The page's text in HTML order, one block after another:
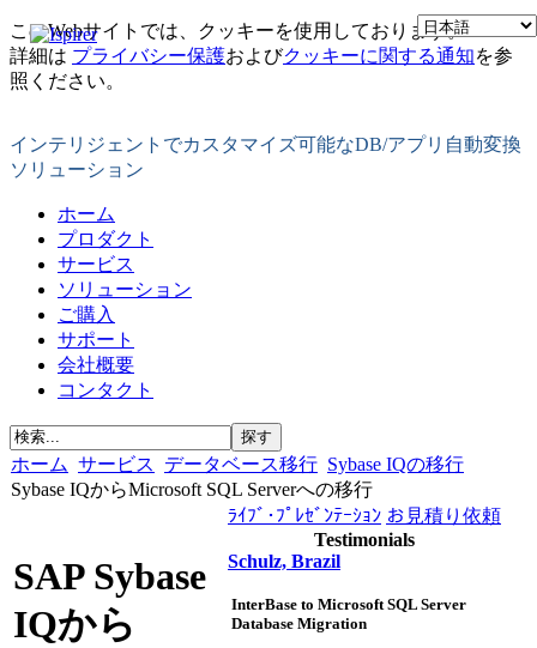
このWebサイトでは、クッキーを使用しております。
詳細は プライバシー保護およびクッキーに関する通知を参
照ください。
インテリジェントでカスタマイズ可能なDB/アプリ自動変換
ソリューション
ホーム
プロダクト
サービス
ソリューション
ご購入
サポート
会社概要
コンタクト
ホーム サービス データベース移行 Sybase IQの移行
Sybase IQからMicrosoft SQL Serverへの移行
SAP Sybase
IQから
ﾗｲﾌﾞ･ﾌﾟﾚｾﾞﾝﾃｰｼｮﾝ お見積り依頼
Testimonials
Schulz, Brazil
InterBase to Microsoft SQL Server
Database Migration